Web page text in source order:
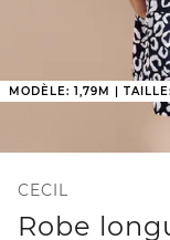
MODÈLE: 1,79M |
CECIL
Robe